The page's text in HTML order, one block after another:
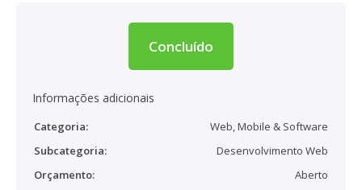
Concluído
Informações adicionais
Categoria:
Web, Mobile & Software
Subcategoria:
Desenvolvimento Web
Orçamento:
Aberto